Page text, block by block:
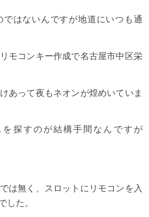
はないんですが地道にいつも通
モコンキー作成で名古屋市中区栄
あって夜もネオンが煌めいていま
を探すのが結構手間なんですが
は無く、スロットにリモコンを入
た。